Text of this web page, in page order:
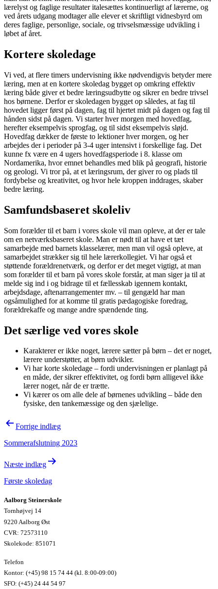
lærelyst og faglige resultater italesættes kontinuerligt af lærerne, og
ved årets udgang modtager alle elever et skriftligt vidnesbyrd om
deres faglige, personlige, sociale, og trivselsmæssige udvikling i
løbet af året.
Kortere skoledage
Vi ved, at flere timers undervisning ikke nødvendigvis betyder mere
læring, men at en kortere skoledag bygget op omkring effektiv
læring både giver et bedre læringsudbytte og sikrer en bedre trivsel
hos børnene. Derfor er skoledagen bygget op således, at fag til
hovedet ligger først på dagen, fag til hjertet midt på dagen og fag til
hånden sidst på dagen. Vi starter hver morgen med hovedfag,
herefter eksempelvis sprogfag, og til sidst eksempelvis sløjd.
Hovedfag dækker de første to lektioner hver morgen, og her
arbejdes der i perioder på 3-4 uger intensivt i forskellige fag. Det
kunne fx være en 4 ugers hovedfagsperiode i 8. klasse om
Nordamerika, hvor emnet behandles med blik på geografi, historie
og geologi. Vi tror på, at et læringsrum, der giver ro og plads til
fordybelse og kreativitet, og hvor hele kroppen inddrages, skaber
bedre læring.
Samfundsbaseret skoleliv
Som forælder til et barn i vores skole vil man opleve, at der er tale
om en netværksbaseret skole. Man er nødt til at have et tæt
samarbejde med barnets klasselærer, men man vil også opleve, at
samarbejdet strækker sig til hele lærerkollegiet. Vi har også et
støttende forældrenetværk, og derfor er det meget vigtigt, at man
som forælder til et barn på vores skole forstår, at man siger ja til at
melde sig ind i og bidrage til et fællesskab igennem kontakt,
arbejdsdage, aftenarrangementer mv. – til gengæld har man
ogsåmulighed for at komme til gratis pædagogiske foredrag,
forældrekaffe og mange andre spændende ting.
Det særlige ved vores skole
Karakterer er ikke noget, lærere sætter på børn – det er noget,
lærere understøtter, at børn udvikler.
Vi har korte skoledage – fordi undervisningen er planlagt på
en måde, der sikrer effektivitet, og fordi børn alligevel ikke
lærer noget, når de er trætte.
Vi kærer os om alle dele af børnenes udvikling – både den
fysiske, den tankemæssige og den sjælelige.
Indlægsnavigation
Forrige indlæg
Sommerafslutning 2023
Næste indlæg
Første skoledag
Aalborg Steinerskole
Tornhøjvej 14
9220 Aalborg Øst
CVR: 72573110
Skolekode: 851071
Telefon
Kontor: (+45) 98 15 74 44 (kl. 8:00-09:00)
SFO: (+45) 24 44 54 97